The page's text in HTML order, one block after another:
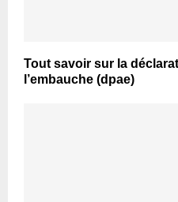
Tout savoir sur la
l’embauche (dpae)